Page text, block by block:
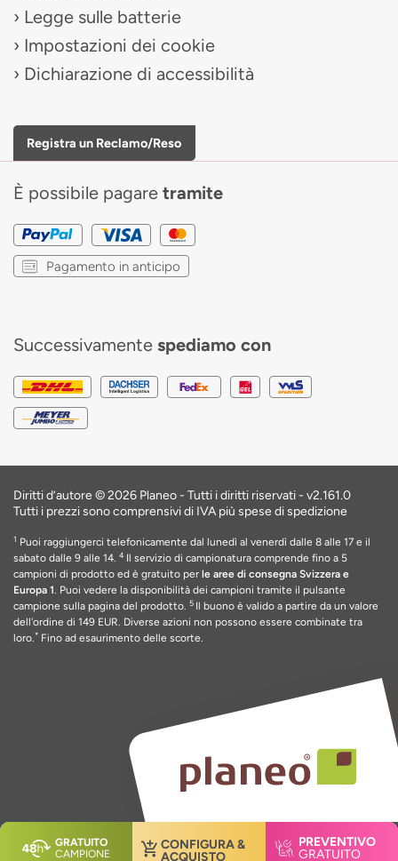
GRATUITO
CAMPIONE
CONFIGURA &
ACQUISTO
PREVENTIVO
GRATUITO
Legge sulle batterie
Impostazioni dei cookie
Dichiarazione di accessibilità
Registra un Reclamo/Reso
È possibile pagare tramite
Pagamento in anticipo
Successivamente spediamo con
Diritti d’autore © 2026 Planeo - Tutti i diritti riservati - v2.161.0
Tutti i prezzi sono comprensivi di IVA più spese di spedizione
1 Puoi raggiungerci telefonicamente dal lunedì al venerdì dalle 8 alle 17 e il
sabato dalle 9 alle 14. 4 Il servizio di campionatura comprende fino a 5
campioni di prodotto ed è gratuito per le aree di consegna Svizzera e
Europa 1. Puoi vedere la disponibilità dei campioni tramite il pulsante
campione sulla pagina del prodotto. 5 Il buono è valido a partire da un valore
dell'ordine di 149 EUR. Diverse azioni non possono essere combinate tra
loro.* Fino ad esaurimento delle scorte.